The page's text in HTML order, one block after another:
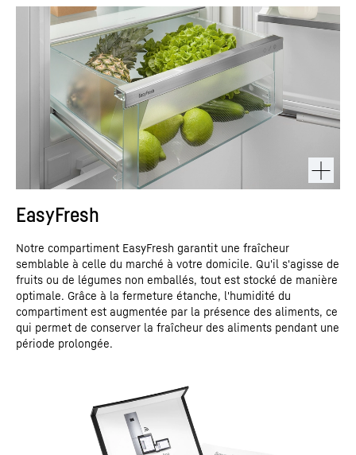
EasyFresh
Notre compartiment EasyFresh garantit une fraîcheur
semblable à celle du marché à votre domicile. Qu'il s'agisse de
fruits ou de légumes non emballés, tout est stocké de manière
optimale. Grâce à la fermeture étanche, l'humidité du
compartiment est augmentée par la présence des aliments, ce
qui permet de conserver la fraîcheur des aliments pendant une
période prolongée.